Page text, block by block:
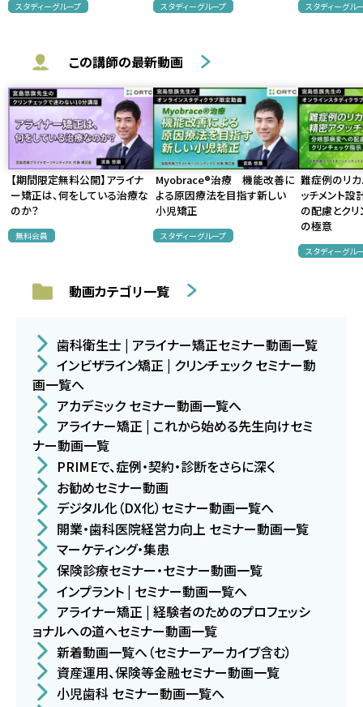
スタディーグループ スタディーグループ スタディーグル
この講師の最新動画
【期間限定無料公開】アライナ
ー矯正は、何をしている治療な
のか？
無料会員
Myobrace®治療 機能改善に
よる原因療法を目指す新しい
小児矯正
スタディーグループ
難症例のリ
ッチメント設
の配慮とクリ
の極意
スタディーグル
動画カテゴリ一覧
歯科衛生士 | アライナー矯正セミナー動画一覧
インビザライン矯正 | クリンチェック セミナー動
画一覧へ
アカデミック セミナー動画一覧へ
アライナー矯正 | これから始める先生向けセミ
ナー動画一覧
PRIMEで、症例・契約・診断をさらに深く
お勧めセミナー動画
デジタル化（DX化）セミナー動画一覧へ
開業・歯科医院経営力向上 セミナー動画一覧
マーケティング・集患
保険診療セミナー・セミナー動画一覧
インプラント | セミナー動画一覧へ
アライナー矯正 | 経験者のためのプロフェッシ
ョナルへの道へセミナー動画一覧
新着動画一覧へ（セミナーアーカイブ含む）
資産運用、保険等金融セミナー動画一覧
小児歯科 セミナー動画一覧へ